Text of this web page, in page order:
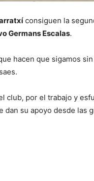
consiguen la
Germans Escalas.
hacen que sigamos
club, por el trabajo y
dan su apoyo desde las